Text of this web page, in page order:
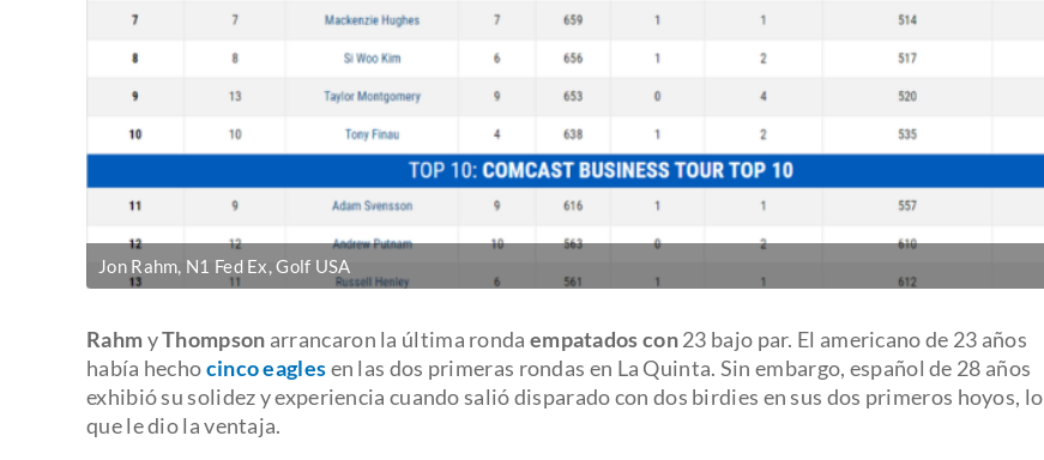
Jon Rahm, N1 Fed Ex, Golf USA
RahmyThompson arrancaron la última ronda empatados con23 bajo par. El americano de 23 años
había hechocinco eaglesen las dos primeras rondas en La Quinta. Sin embargo, español de 28 años
exhibió su solidez y experiencia cuando salió disparado con dos birdies en sus dos primeros hoyos, lo
que le dio la ventaja.